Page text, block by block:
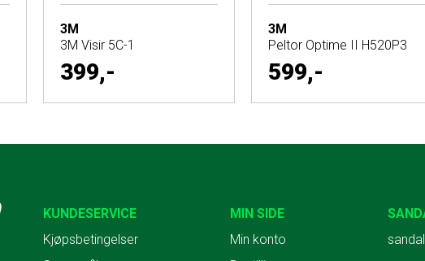
3M
3M Visir 5C-1
399,-
3M
Peltor Optime II H520P3
599,-
KUNDESERVICE
Kjøpsbetingelser
MIN SIDE
Min konto